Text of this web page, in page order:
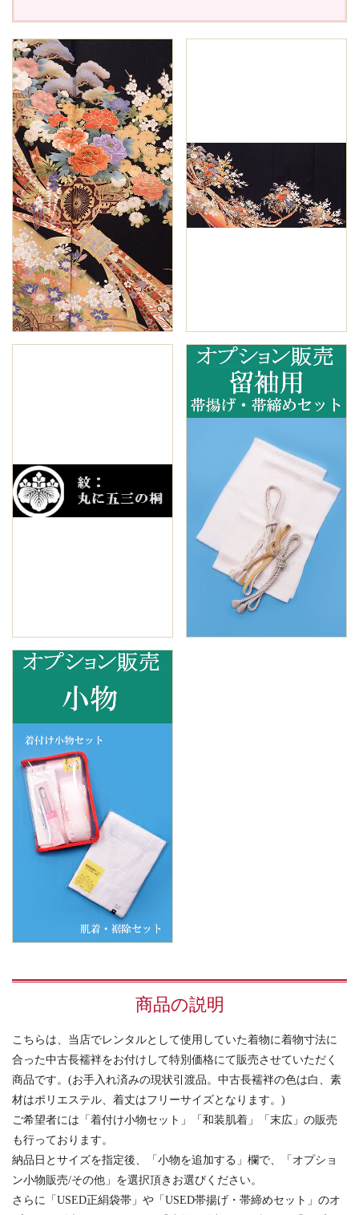
商品の説明
こちらは、当店でレンタルとして使用していた着物に着物寸法に
合った中古長襦袢をお付けして特別価格にて販売させていただく
商品です。(お手入れ済みの現状引渡品。中古長襦袢の色は白、素
材はポリエステル、着丈はフリーサイズとなります。)
ご希望者には「着付け小物セット」「和装肌着」「末広」の販売
も行っております。
納品日とサイズを指定後、「小物を追加する」欄で、「オプショ
ン小物販売/その他」を選択頂きお選びください。
さらに「USED正絹袋帯」や「USED帯揚げ・帯締めセット」のオ